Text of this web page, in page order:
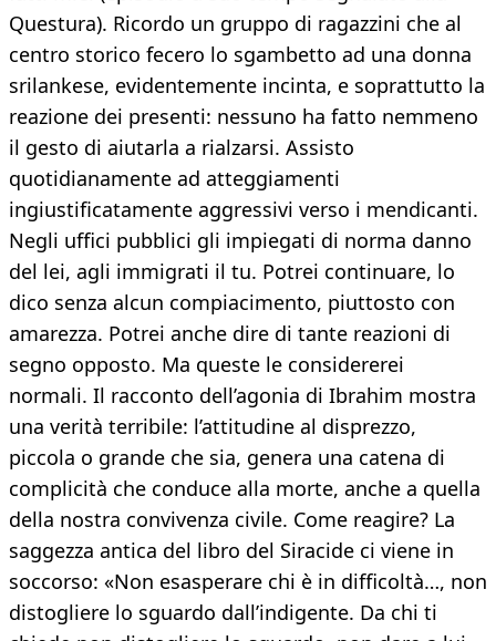
Questura). Ricordo un gruppo di ragazzini che al
centro storico fecero lo sgambetto ad una donna
srilankese, evidentemente incinta, e soprattutto la
reazione dei presenti: nessuno ha fatto nemmeno
il gesto di aiutarla a rialzarsi. Assisto
quotidianamente ad atteggiamenti
ingiustificatamente aggressivi verso i mendicanti.
Negli uffici pubblici gli impiegati di norma danno
del lei, agli immigrati il tu. Potrei continuare, lo
dico senza alcun compiacimento, piuttosto con
amarezza. Potrei anche dire di tante reazioni di
segno opposto. Ma queste le considererei
normali. Il racconto dell’agonia di Ibrahim mostra
una verità terribile: l’attitudine al disprezzo,
piccola o grande che sia, genera una catena di
complicità che conduce alla morte, anche a quella
della nostra convivenza civile. Come reagire? La
saggezza antica del libro del Siracide ci viene in
soccorso: «Non esasperare chi è in difficoltà…, non
distogliere lo sguardo dall’indigente. Da chi ti